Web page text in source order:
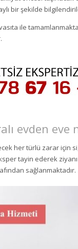
bir şekilde
ile
evden eve
her türlü zarar için
tayin ederek
sağlanmaktadır.